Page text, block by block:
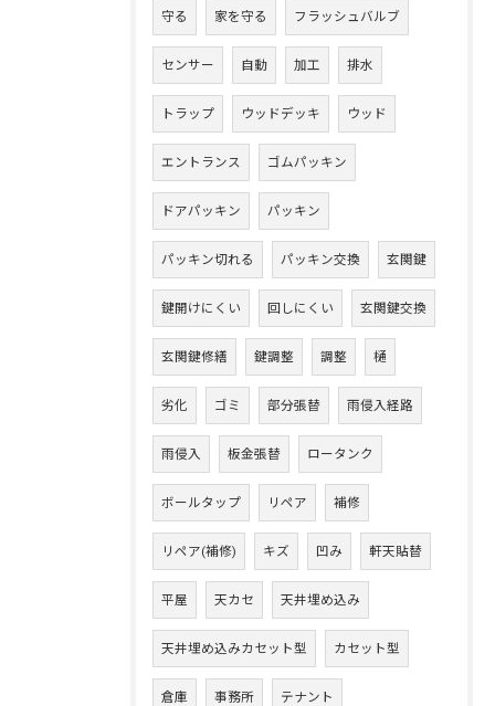
守る 家を守る フラッシュバルブ
センサー 自動 加工 排水
トラップ ウッドデッキ ウッド
エントランス ゴムパッキン
ドアパッキン パッキン
パッキン切れる パッキン交換 玄関鍵
鍵開けにくい 回しにくい 玄関鍵交換
玄関鍵修繕 鍵調整 調整 樋
劣化 ゴミ 部分張替 雨侵入経路
雨侵入 板金張替 ロータンク
ボールタップ リペア 補修
リペア(補修) キズ 凹み 軒天貼替
平屋 天カセ 天井埋め込み
天井埋め込みカセット型 カセット型
倉庫 事務所 テナント